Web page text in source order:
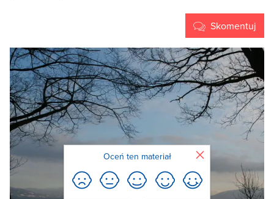
Skomentuj
Oceń ten materiał